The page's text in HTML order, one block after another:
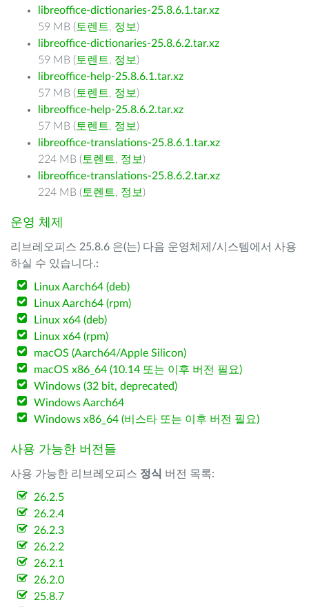
libreoffice-dictionaries-25.8.6.1.tar.xz
59 MB ( 토렌트, 정보 )
libreoffice-dictionaries-25.8.6.2.tar.xz
59 MB ( 토렌트, 정보 )
libreoffice-help-25.8.6.1.tar.xz
57 MB ( 토렌트, 정보 )
libreoffice-help-25.8.6.2.tar.xz
57 MB ( 토렌트, 정보 )
libreoffice-translations-25.8.6.1.tar.xz
224 MB ( 토렌트, 정보 )
libreoffice-translations-25.8.6.2.tar.xz
224 MB ( 토렌트, 정보 )
운영 체제
리브레오피스 25.8.6 은(는) 다음 운영체제/시스템에서 사용
하실 수 있습니다.:
Linux Aarch64 (deb)
Linux Aarch64 (rpm)
Linux x64 (deb)
Linux x64 (rpm)
macOS (Aarch64/Apple Silicon)
macOS x86_64 (10.14 또는 이후 버전 필요)
Windows (32 bit, deprecated)
Windows Aarch64
Windows x86_64 (비스타 또는 이후 버전 필요)
사용 가능한 버전들
사용 가능한 리브레오피스 정식 버전 목록:
26.2.5
26.2.4
26.2.3
26.2.2
26.2.1
26.2.0
25.8.7